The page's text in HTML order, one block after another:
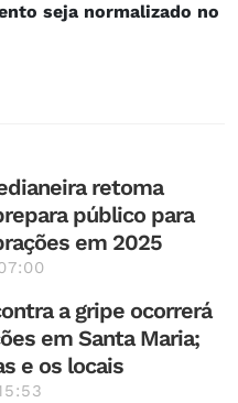
seja normalizado no
retoma
público para
em 2025
a gripe ocorrerá
em Santa Maria;
e os locais